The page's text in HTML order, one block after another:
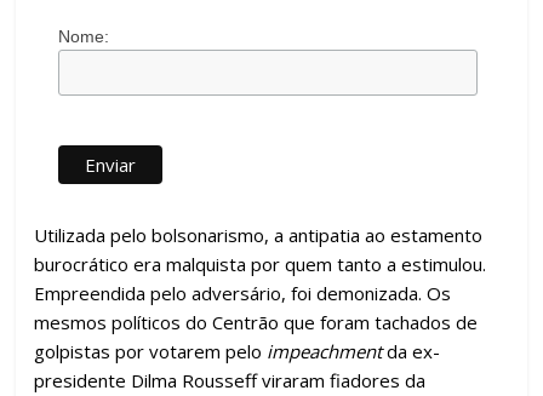
Nome:
Utilizada pelo bolsonarismo, a antipatia ao estamento
burocrático era malquista por quem tanto a estimulou.
Empreendida pelo adversário, foi demonizada. Os
mesmos políticos do Centrão que foram tachados de
golpistas por votarem pelo impeachmentda ex-
presidente Dilma Rousseff viraram fiadores da